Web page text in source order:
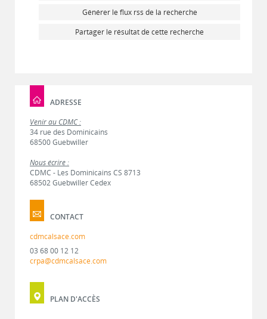
Générer le flux rss de la recherche
Partager le résultat de cette recherche
ADRESSE
Venir au CDMC :
34 rue des Dominicains
68500 Guebwiller
Nous écrire :
CDMC - Les Dominicains CS 8713
68502 Guebwiller Cedex
CONTACT
cdmcalsace.com
03 68 00 12 12
crpa@cdmcalsace.com
PLAN D'ACCÈS